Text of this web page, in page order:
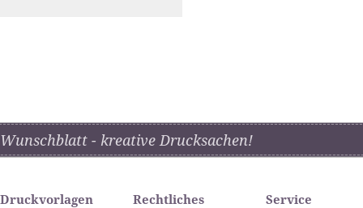
Wunschblatt - kreative Drucksachen!
Druckvorlagen Rechtliches Service